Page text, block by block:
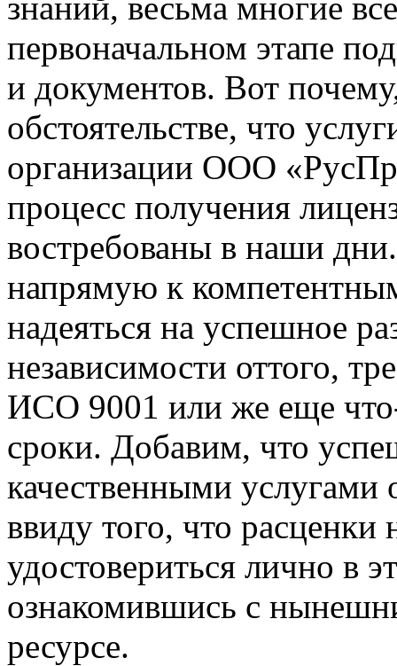
первоначальном этапе
и документов. Вот
обстоятельстве, что
организации ООО
процесс получения
востребованы в наши
напрямую к
надеяться на успешное
независимости оттого,
ИСО 9001 или же еще
сроки. Добавим, что
качественными услугами
ввиду того, что расценки
удостовериться лично в
ознакомившись с
ресурсе.